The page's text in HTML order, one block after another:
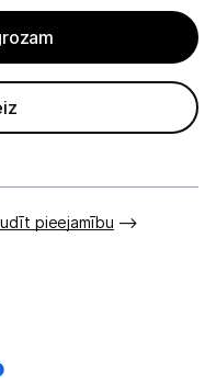
pieejamību